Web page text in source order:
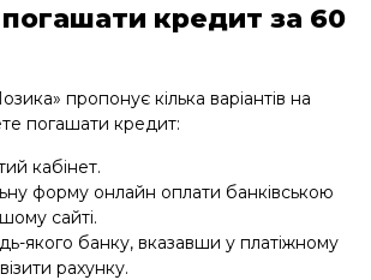
кредит за 60
пропонує кілька варіантів на
погашати кредит:
кабінет.
форму онлайн оплати банківською
сайті.
якого банку, вказавши у платіжному
рахунку.